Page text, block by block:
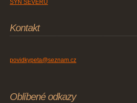
SYN SEVERU
Kontakt
povidkypeta@seznam.cz
Oblíbené odkazy